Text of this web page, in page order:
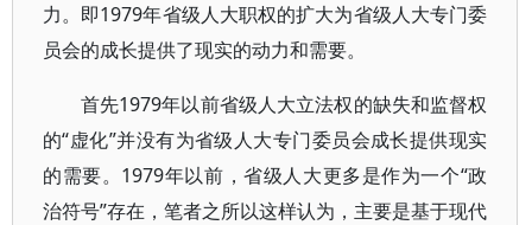
力。即1979年省级人大职权的扩大为省级人大专门委
员会的成长提供了现实的动力和需要。
首先1979年以前省级人大立法权的缺失和监督权
的“虚化”并没有为省级人大专门委员会成长提供现实
的需要。1979年以前，省级人大更多是作为一个“政
治符号”存在，笔者之所以这样认为，主要是基于现代